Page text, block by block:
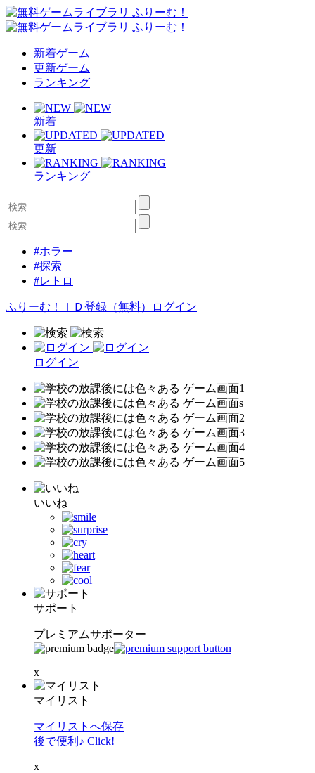
新着ゲーム
更新ゲーム
ランキング
新着
更新
ランキング
#ホラー
#探索
#レトロ
ふりーむ！ＩＤ登録（無料） ログイン
ログイン
いいね
サポート
プレミアムサポーター
x
マイリスト
マイリストへ保存
後で便利♪ Click!
x